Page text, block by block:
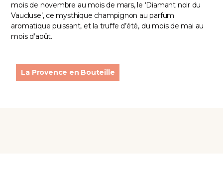
mois de novembre au mois de mars, le ‘Diamant noir du
Vaucluse’, ce mysthique champignon au parfum
aromatique puissant, et la truffe d’été, du mois de mai au
mois d’août.
La Provence en Bouteille